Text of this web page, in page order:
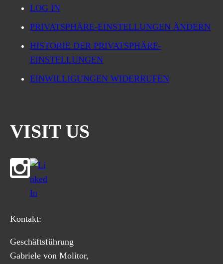
LOG IN
PRIVATSPHÄRE-EINSTELLUNGEN ÄNDERN
HISTORIE DER PRIVATSPHÄRE-
EINSTELLUNGEN
EINWILLIGUNGEN WIDERRUFEN
VISIT US
Kontakt:
Geschäftsführung
Gabriele von Molitor,